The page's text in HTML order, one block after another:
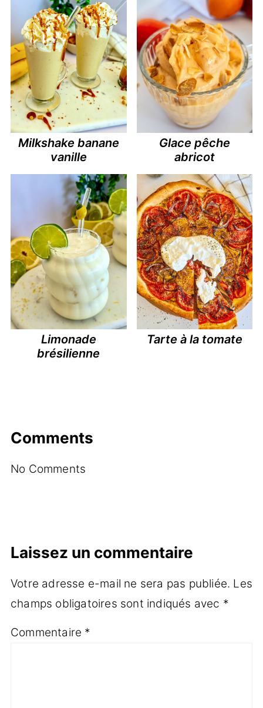
Milkshake banane
vanille
Glace pêche
abricot
Limonade
brésilienne
Tarte à la tomate
Comments
No Comments
Laissez un commentaire
Votre adresse e-mail ne sera pas publiée. Les
champs obligatoires sont indiqués avec *
Commentaire *